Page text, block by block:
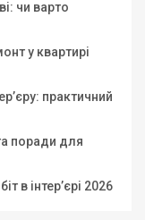
чи варто
у квартирі
практичний
поради для
в інтер’єрі 2026